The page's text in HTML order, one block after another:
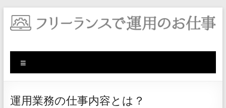
テ
ツ
ス
プ
ニ
ー
運用業務の仕事内容とは？